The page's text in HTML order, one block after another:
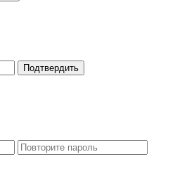
Подтвердить